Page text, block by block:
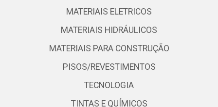
MATERIAIS ELETRICOS
MATERIAIS HIDRÁULICOS
MATERIAIS PARA CONSTRUÇÃO
PISOS/REVESTIMENTOS
TECNOLOGIA
TINTAS E QUÍMICOS